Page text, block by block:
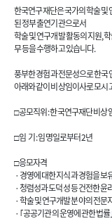
한국연구재단은 국가의 학술 및
된 정부 출연기관으로서
학술 및 연구개발 활동의 지원,
무 등을 수행하고 있습니다.
풍부한 경험과 전문성으로 한
아래와 같이 비상임이사로 모시
□ 공모직위 : 한국연구재단 비상
□ 임 기 : 임명일로부터 2년
□ 응모자격
· 경영에 대한 지식과 경험을 보
· 청렴성과 도덕성 등 건전한 윤
· 학술 및 연구개발 분야의 전문
· ｢공공기관의 운영에 관한 법